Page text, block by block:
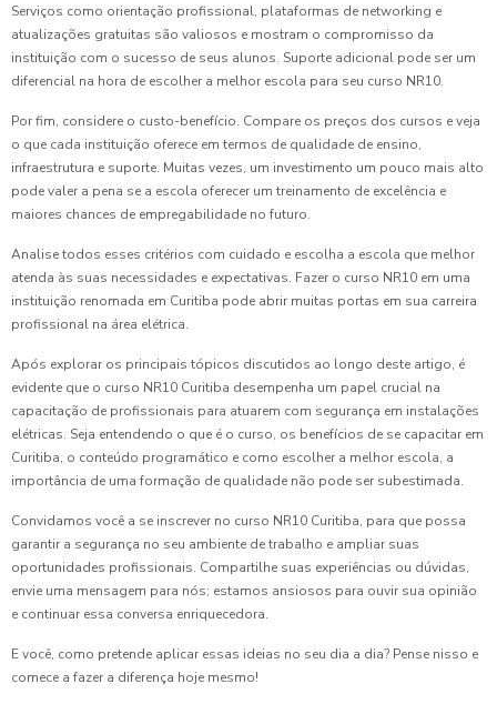
Serviços como orientação profissional, plataformas de networking e
atualizações gratuitas são valiosos e mostram o compromisso da
instituição com o sucesso de seus alunos. Suporte adicional pode ser um
diferencial na hora de escolher a melhor escola para seu curso NR10.
Por fim, considere o custo-benefício. Compare os preços dos cursos e veja
o que cada instituição oferece em termos de qualidade de ensino,
infraestrutura e suporte. Muitas vezes, um investimento um pouco mais alto
pode valer a pena se a escola oferecer um treinamento de excelência e
maiores chances de empregabilidade no futuro.
Analise todos esses critérios com cuidado e escolha a escola que melhor
atenda às suas necessidades e expectativas. Fazer o curso NR10 em uma
instituição renomada em Curitiba pode abrir muitas portas em sua carreira
profissional na área elétrica.
Após explorar os principais tópicos discutidos ao longo deste artigo, é
evidente que o curso NR10 Curitiba desempenha um papel crucial na
capacitação de profissionais para atuarem com segurança em instalações
elétricas. Seja entendendo o que é o curso, os benefícios de se capacitar em
Curitiba, o conteúdo programático e como escolher a melhor escola, a
importância de uma formação de qualidade não pode ser subestimada.
Convidamos você a se inscrever no curso NR10 Curitiba, para que possa
garantir a segurança no seu ambiente de trabalho e ampliar suas
oportunidades profissionais. Compartilhe suas experiências ou dúvidas,
envie uma mensagem para nós; estamos ansiosos para ouvir sua opinião
e continuar essa conversa enriquecedora.
E você, como pretende aplicar essas ideias no seu dia a dia? Pense nisso e
comece a fazer a diferença hoje mesmo!